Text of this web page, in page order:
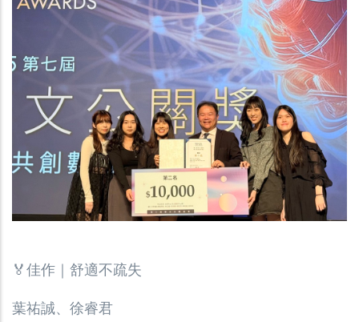
🏅佳作｜ 舒適不疏失
葉祐誠、徐睿君